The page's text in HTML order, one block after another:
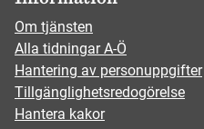
Om tjänsten
Alla tidningar A-Ö
Hantering av personuppgifter
Tillgänglighetsredogörelse
Hantera kakor